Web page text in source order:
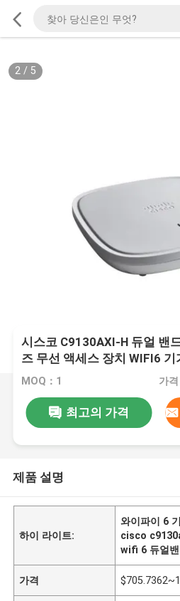
2/ 5
시스코 C9130AXI-H 듀얼 밴
즈 무선 액세스 장치 WIFI6 기
MOQ：1
최고의 가격
제품 설명
하이 라이트:
와이파이 6
cisco
wifi 6 듀얼
가격